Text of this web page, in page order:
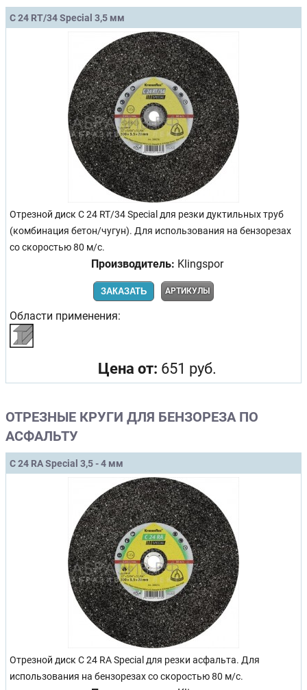
C 24 RT/34 Special 3,5 мм
Отрезной диск C 24 RT/34 Special для резки дуктильных труб
(комбинация бетон/чугун). Для использования на бензорезах
со скоростью 80 м/с.
Производитель: Klingspor
ЗАКАЗАТЬ АРТИКУЛЫ
Области применения:
Цена от: 651 руб.
ОТРЕЗНЫЕ КРУГИ ДЛЯ БЕНЗОРЕЗА ПО
АСФАЛЬТУ
C 24 RA Special 3,5 - 4 мм
Отрезной диск C 24 RA Special для резки асфальта. Для
использования на бензорезах со скоростью 80 м/с.